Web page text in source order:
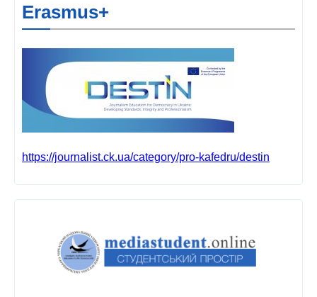
Erasmus+
https://journalist.ck.ua/category/pro-kafedru/destin